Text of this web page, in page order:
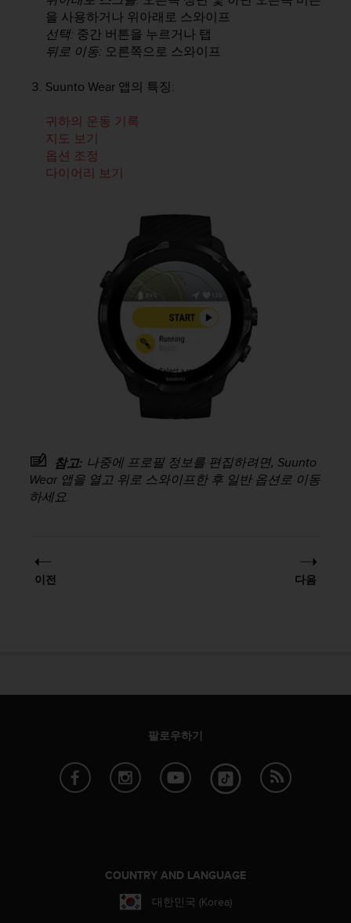
을 사용하거나 위아래로 스와이프
선택: 중간 버튼을 누르거나 탭
뒤로 이동: 오른쪽으로 스와이프
Suunto Wear 앱의 특징:
귀하의 운동 기록
지도 보기
옵션 조정
다이어리 보기
참고: 나중에 프로필 정보를 편집하려면, Suunto
Wear 앱을 열고 위로 스와이프한 후 일반 옵션로 이동
하세요.
이전 다음
팔로우하기
COUNTRY AND LANGUAGE
대한민국 (Korea)